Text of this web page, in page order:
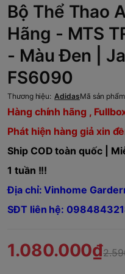
Bộ Thể Thao
Hãng - MTS
- Màu Đen |
FS6090
Thương hiệu: AdidasMã sản
Hàng chính hãng ,
Phát hiện hàng giả xin
Ship COD toàn quốc |
1 tuần !!!
Địa chỉ: Vinhome
SĐT liên hệ:
1.080.000₫